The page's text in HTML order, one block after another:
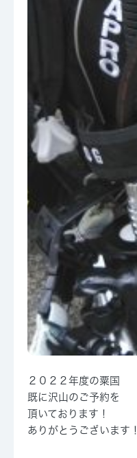
２０２２年度の粟国
既に沢山のご予約を
頂いております！
ありがとうございます！